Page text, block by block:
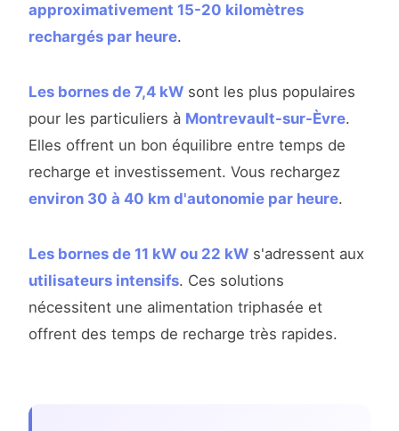
approximativement 15-20 kilomètres
rechargés par heure.
Les bornes de 7,4 kW sont les plus populaires
pour les particuliers à Montrevault-sur-Èvre.
Elles offrent un bon équilibre entre temps de
recharge et investissement. Vous rechargez
environ 30 à 40 km d'autonomie par heure.
Les bornes de 11 kW ou 22 kW s'adressent aux
utilisateurs intensifs. Ces solutions
nécessitent une alimentation triphasée et
offrent des temps de recharge très rapides.